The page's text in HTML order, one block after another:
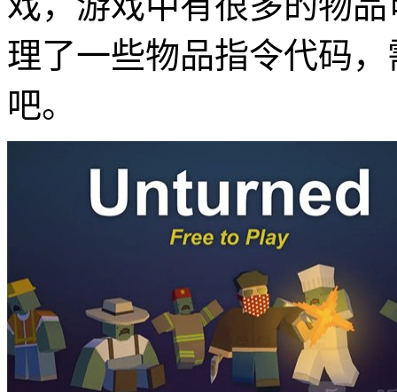
理了一些物品指令代码
吧。